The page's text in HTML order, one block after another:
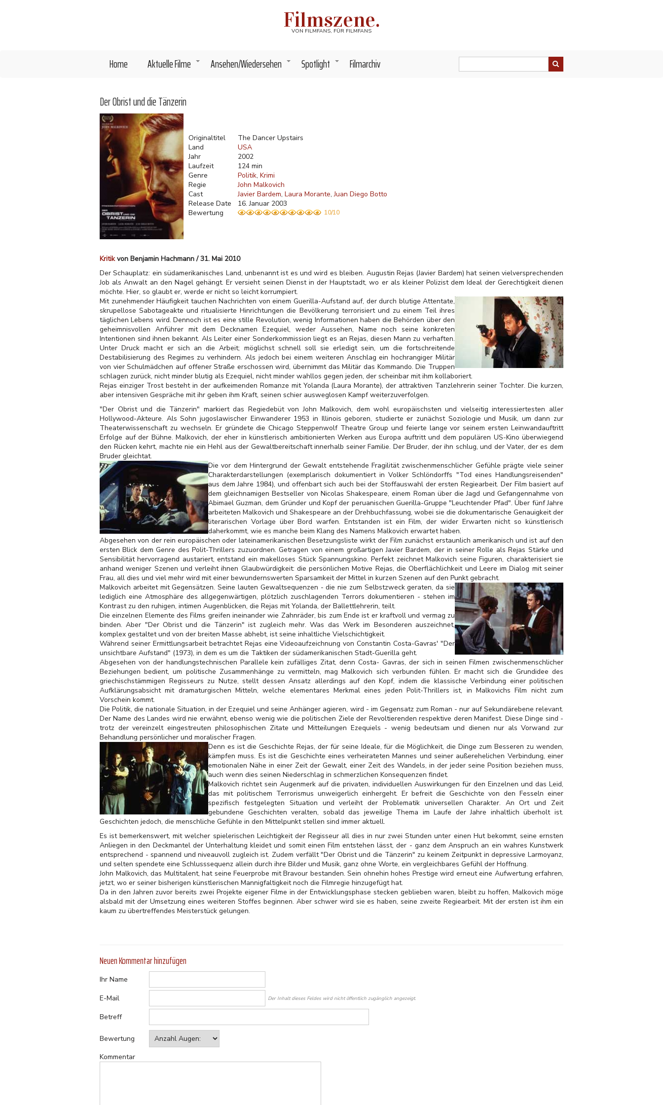
Filmszene.
VON FILMFANS, FÜR FILMFANS
Home +
Aktuelle Filme +
Ansehen/Wiedersehen +
Spotlight Filmarchiv
Der Obrist und die Tänzerin
Originaltitel
The Dancer Upstairs
Land
USA
Jahr
2002
Laufzeit
124 min
Genre
Politik Krimi
Regie
John Malkovich
Cast
Javier Bardem Laura Morante Juan Diego Botto
Release Date
16. Januar 2003
Bewertung
10/10
Kritikvon Benjamin Hachmann / 31. Mai 2010
Der Schauplatz: ein südamerikanisches Land, unbenannt ist es und wird es bleiben. Augustin Rejas (Javier Bardem) hat seinen vielversprechenden
Job als Anwalt an den Nagel gehängt. Er versieht seinen Dienst in der Hauptstadt, wo er als kleiner Polizist dem Ideal der Gerechtigkeit dienen
möchte. Hier, so glaubt er, werde er nicht so leicht korrumpiert.
Mit zunehmender Häufigkeit tauchen Nachrichten von einem Guerilla-Aufstand auf, der durch blutige Attentate,
skrupellose Sabotageakte und ritualisierte Hinrichtungen die Bevölkerung terrorisiert und zu einem Teil ihres
täglichen Lebens wird. Dennoch ist es eine stille Revolution, wenig Informationen haben die Behörden über den
geheimnisvollen Anführer mit dem Decknamen Ezequiel, weder Aussehen, Name noch seine konkreten
Intentionen sind ihnen bekannt. Als Leiter einer Sonderkommission liegt es an Rejas, diesen Mann zu verhaften.
Unter Druck macht er sich an die Arbeit; möglichst schnell soll sie erledigt sein, um die fortschreitende
Destabilisierung des Regimes zu verhindern. Als jedoch bei einem weiteren Anschlag ein hochrangiger Militär
von vier Schulmädchen auf offener Straße erschossen wird, übernimmt das Militär das Kommando. Die Truppen
schlagen zurück, nicht minder blutig als Ezequiel, nicht minder wahllos gegen jeden, der scheinbar mit ihm kollaboriert.
Rejas einziger Trost besteht in der aufkeimenden Romanze mit Yolanda (Laura Morante), der attraktiven Tanzlehrerin seiner Tochter. Die kurzen,
aber intensiven Gespräche mit ihr geben ihm Kraft, seinen schier ausweglosen Kampf weiterzuverfolgen.
"Der Obrist und die Tänzerin" markiert das Regiedebüt von John Malkovich, dem wohl europäischsten und vielseitig interessiertesten aller
Hollywood-Akteure. Als Sohn jugoslawischer Einwanderer 1953 in Illinois geboren, studierte er zunächst Soziologie und Musik, um dann zur
Theaterwissenschaft zu wechseln. Er gründete die Chicago Steppenwolf Theatre Group und feierte lange vor seinem ersten Leinwandauftritt
Erfolge auf der Bühne. Malkovich, der eher in künstlerisch ambitionierten Werken aus Europa auftritt und dem populären US-Kino überwiegend
den Rücken kehrt, machte nie ein Hehl aus der Gewaltbereitschaft innerhalb seiner Familie. Der Bruder, der ihn schlug, und der Vater, der es dem
Bruder gleichtat.
Die vor dem Hintergrund der Gewalt entstehende Fragilität zwischenmenschlicher Gefühle prägte viele seiner
Charakterdarstellungen (exemplarisch dokumentiert in Volker Schlöndorffs "Tod eines Handlungsreisenden"
aus dem Jahre 1984), und offenbart sich auch bei der Stoffauswahl der ersten Regiearbeit. Der Film basiert auf
dem gleichnamigen Bestseller von Nicolas Shakespeare, einem Roman über die Jagd und Gefangennahme von
Abimael Guzman, dem Gründer und Kopf der peruanischen Guerilla-Gruppe "Leuchtender Pfad". Über fünf Jahre
arbeiteten Malkovich und Shakespeare an der Drehbuchfassung, wobei sie die dokumentarische Genauigkeit der
literarischen Vorlage über Bord warfen. Entstanden ist ein Film, der wider Erwarten nicht so künstlerisch
daherkommt, wie es manche beim Klang des Namens Malkovich erwartet haben.
Abgesehen von der rein europäischen oder lateinamerikanischen Besetzungsliste wirkt der Film zunächst erstaunlich amerikanisch und ist auf den
ersten Blick dem Genre des Polit-Thrillers zuzuordnen. Getragen von einem großartigen Javier Bardem, der in seiner Rolle als Rejas Stärke und
Sensibilität hervorragend austariert, entstand ein makelloses Stück Spannungskino. Perfekt zeichnet Malkovich seine Figuren, charakterisiert sie
anhand weniger Szenen und verleiht ihnen Glaubwürdigkeit: die persönlichen Motive Rejas, die Oberflächlichkeit und Leere im Dialog mit seiner
Frau, all dies und viel mehr wird mit einer bewundernswerten Sparsamkeit der Mittel in kurzen Szenen auf den Punkt gebracht.
Malkovich arbeitet mit Gegensätzen. Seine lauten Gewaltsequenzen - die nie zum Selbstzweck geraten, da sie
lediglich eine Atmosphäre des allgegenwärtigen, plötzlich zuschlagenden Terrors dokumentieren - stehen im
Kontrast zu den ruhigen, intimen Augenblicken, die Rejas mit Yolanda, der Ballettlehrerin, teilt.
Die einzelnen Elemente des Films greifen ineinander wie Zahnräder, bis zum Ende ist er kraftvoll und vermag zu
binden. Aber "Der Obrist und die Tänzerin" ist zugleich mehr. Was das Werk im Besonderen auszeichnet,
komplex gestaltet und von der breiten Masse abhebt, ist seine inhaltliche Vielschichtigkeit.
Während seiner Ermittlungsarbeit betrachtet Rejas eine Videoaufzeichnung von Constantin Costa-Gavras' "Der
unsichtbare Aufstand" (1973), in dem es um die Taktiken der südamerikanischen Stadt-Guerilla geht.
Abgesehen von der handlungstechnischen Parallele kein zufälliges Zitat, denn Costa- Gavras, der sich in seinen Filmen zwischenmenschlicher
Beziehungen bedient, um politische Zusammenhänge zu vermitteln, mag Malkovich sich verbunden fühlen. Er macht sich die Grundidee des
griechischstämmigen Regisseurs zu Nutze, stellt dessen Ansatz allerdings auf den Kopf, indem die klassische Verbindung einer politischen
Aufklärungsabsicht mit dramaturgischen Mitteln, welche elementares Merkmal eines jeden Polit-Thrillers ist, in Malkovichs Film nicht zum
Vorschein kommt.
Die Politik, die nationale Situation, in der Ezequiel und seine Anhänger agieren, wird - im Gegensatz zum Roman - nur auf Sekundärebene relevant.
Der Name des Landes wird nie erwähnt, ebenso wenig wie die politischen Ziele der Revoltierenden respektive deren Manifest. Diese Dinge sind -
trotz der vereinzelt eingestreuten philosophischen Zitate und Mitteilungen Ezequiels - wenig bedeutsam und dienen nur als Vorwand zur
Behandlung persönlicher und moralischer Fragen.
Denn es ist die Geschichte Rejas, der für seine Ideale, für die Möglichkeit, die Dinge zum Besseren zu wenden,
kämpfen muss. Es ist die Geschichte eines verheirateten Mannes und seiner außerehelichen Verbindung, einer
emotionalen Nähe in einer Zeit der Gewalt, einer Zeit des Wandels, in der jeder seine Position beziehen muss,
auch wenn dies seinen Niederschlag in schmerzlichen Konsequenzen findet.
Malkovich richtet sein Augenmerk auf die privaten, individuellen Auswirkungen für den Einzelnen und das Leid,
das mit politischem Terrorismus unweigerlich einhergeht. Er befreit die Geschichte von den Fesseln einer
spezifisch festgelegten Situation und verleiht der Problematik universellen Charakter. An Ort und Zeit
gebundene Geschichten veralten, sobald das jeweilige Thema im Laufe der Jahre inhaltlich überholt ist.
Geschichten jedoch, die menschliche Gefühle in den Mittelpunkt stellen sind immer aktuell.
Es ist bemerkenswert, mit welcher spielerischen Leichtigkeit der Regisseur all dies in nur zwei Stunden unter einen Hut bekommt, seine ernsten
Anliegen in den Deckmantel der Unterhaltung kleidet und somit einen Film entstehen lässt, der - ganz dem Anspruch an ein wahres Kunstwerk
entsprechend - spannend und niveauvoll zugleich ist. Zudem verfällt "Der Obrist und die Tänzerin" zu keinem Zeitpunkt in depressive Larmoyanz,
und selten spendete eine Schlusssequenz allein durch ihre Bilder und Musik, ganz ohne Worte, ein vergleichbares Gefühl der Hoffnung.
John Malkovich, das Multitalent, hat seine Feuerprobe mit Bravour bestanden. Sein ohnehin hohes Prestige wird erneut eine Aufwertung erfahren,
jetzt, wo er seiner bisherigen künstlerischen Mannigfaltigkeit noch die Filmregie hinzugefügt hat.
Da in den Jahren zuvor bereits zwei Projekte eigener Filme in der Entwicklungsphase stecken geblieben waren, bleibt zu hoffen, Malkovich möge
alsbald mit der Umsetzung eines weiteren Stoffes beginnen. Aber schwer wird sie es haben, seine zweite Regiearbeit. Mit der ersten ist ihm ein
kaum zu übertreffendes Meisterstück gelungen.
Neuen Kommentar hinzufügen
Ihr Name
E-Mail
Der Inhalt dieses Feldes wird nicht öffentlich zugänglich angezeigt.
Betreff
Bewertung
Kommentar